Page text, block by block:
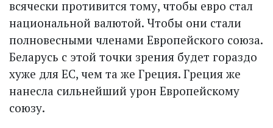
всячески противится тому, чтобы евро стал
национальной валютой. Чтобы они стали
полновесными членами Европейского союза.
Беларусь с этой точки зрения будет гораздо
хуже для ЕС, чем та же Греция. Греция же
нанесла сильнейший урон Европейскому
союзу.